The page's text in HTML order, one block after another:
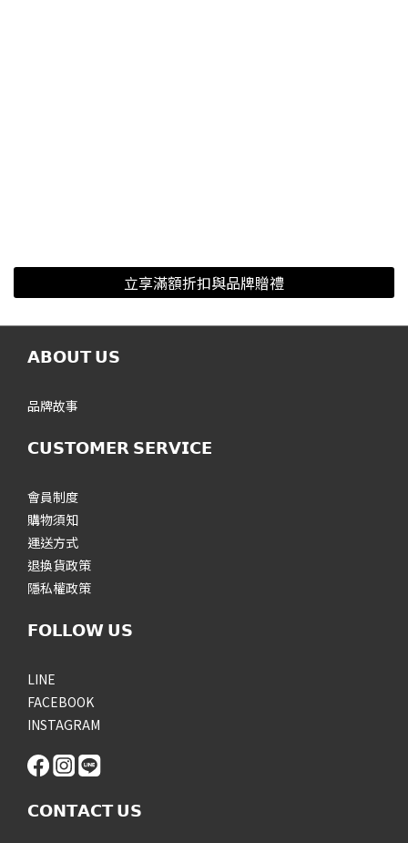
立享滿額折扣與品牌贈禮
𝗔𝗕𝗢𝗨𝗧 𝗨𝗦
品牌故事
𝗖𝗨𝗦𝗧𝗢𝗠𝗘𝗥 𝗦𝗘𝗥𝗩𝗜𝗖𝗘
會員制度
購物須知
運送方式
退換貨政策
隱私權政策
𝗙𝗢𝗟𝗟𝗢𝗪 𝗨𝗦
LINE
FACEBOOK
INSTAGRAM
𝗖𝗢𝗡𝗧𝗔𝗖𝗧 𝗨𝗦